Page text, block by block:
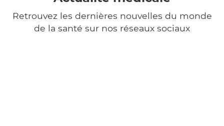
Retrouvez les dernières nouvelles du monde
de la santé sur nos réseaux sociaux